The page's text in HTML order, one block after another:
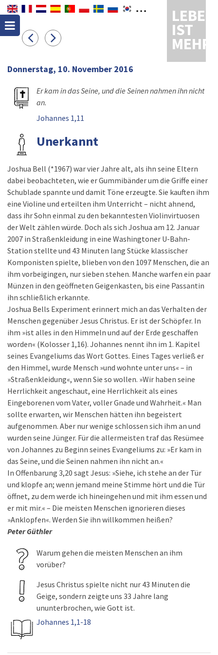
LEBEN
IST
MEHR
Donnerstag, 10. November 2016
Er kam in das Seine, und die Seinen nahmen ihn nicht
an.
Johannes 1,11
Unerkannt
Joshua Bell (*1967) war vier Jahre alt, als ihn seine Eltern
dabei beobachteten, wie er Gummibänder um die Griffe einer
Schublade spannte und damit Töne erzeugte. Sie kauften ihm
eine Violine und erteilten ihm Unterricht – nicht ahnend,
dass ihr Sohn einmal zu den bekanntesten Violinvirtuosen
der Welt zählen würde. Doch als sich Joshua am 12. Januar
2007 in Straßenkleidung in eine Washingtoner U-Bahn-
Station stellte und 43 Minuten lang Stücke klassischer
Komponisten spielte, blieben von den 1097 Menschen, die an
ihm vorbeigingen, nur sieben stehen. Manche warfen ein paar
Münzen in den geöffneten Geigenkasten, bis eine Passantin
ihn schließlich erkannte.
Joshua Bells Experiment erinnert mich an das Verhalten der
Menschen gegenüber Jesus Christus. Er ist der Schöpfer. In
ihm »ist alles in den Himmeln und auf der Erde geschaffen
worden« (Kolosser 1,16). Johannes nennt ihn im 1. Kapitel
seines Evangeliums das Wort Gottes. Eines Tages verließ er
den Himmel, wurde Mensch »und wohnte unter uns« – in
»Straßenkleidung«, wenn Sie so wollen. »Wir haben seine
Herrlichkeit angeschaut, eine Herrlichkeit als eines
Eingeborenen vom Vater, voller Gnade und Wahrheit.« Man
sollte erwarten, wir Menschen hätten ihn begeistert
aufgenommen. Aber nur wenige schlossen sich ihm an und
wurden seine Jünger. Für die allermeisten traf das Resümee
von Johannes zu Beginn seines Evangeliums zu: »Er kam in
das Seine, und die Seinen nahmen ihn nicht an.«
In Offenbarung 3,20 sagt Jesus: »Siehe, ich stehe an der Tür
und klopfe an; wenn jemand meine Stimme hört und die Tür
öffnet, zu dem werde ich hineingehen und mit ihm essen und
er mit mir.« – Die meisten Menschen ignorieren dieses
»Anklopfen«. Werden Sie ihn willkommen heißen?
Peter Güthler
Warum gehen die meisten Menschen an ihm
vorüber?
Jesus Christus spielte nicht nur 43 Minuten die
Geige, sondern zeigte uns 33 Jahre lang
ununterbrochen, wie Gott ist.
Johannes 1,1-18